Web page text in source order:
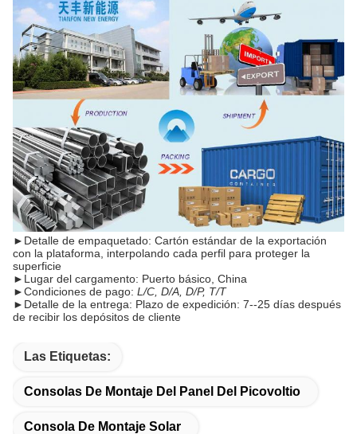
► Detalle de empaquetado: Cartón estándar de la exportación
con la plataforma, interpolando cada perfil para proteger la
superficie
► Lugar del cargamento: Puerto básico, China
►Condiciones de pago: L/C, D/A, D/P, T/T
► Detalle de la entrega: Plazo de expedición: 7--25 días después
de recibir los depósitos de cliente
Las Etiquetas:
Consolas De Montaje Del Panel Del Picovoltio
Consola De Montaje Solar